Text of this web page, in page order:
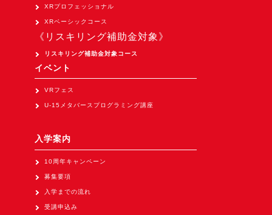
《展示会》
TOKYO DIGICONX2026
（1/8～10東京ビッグサイト）に出展。
（1/21～23東京ビッグサイト）に出展。
Tsumiki Community Day 2026
《求人》
求人申込み
XRプロフェッショナル
XRベーシックコース
《リスキリング補助金対象》
リスキリング補助金対象コース
イベント
VRフェス
U-15メタバースプログラミング講座
入学案内
10周年キャンペーン
募集要項
入学までの流れ
受講申込み